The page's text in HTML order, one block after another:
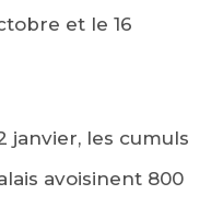
et le 16
janvier, les cumuls
avoisinent 800